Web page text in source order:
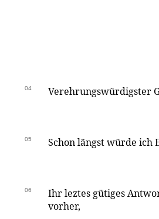
04 Verehrungswürdigster
05 Schon längst würde
06
Ihr leztes gütiges
vorher,